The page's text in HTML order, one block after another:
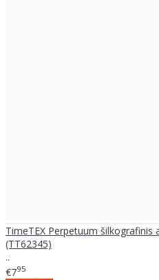
TimeTEX Perpetuum šilkografinis
(TT62345)
..
€795